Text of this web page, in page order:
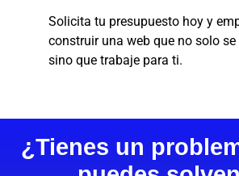
Solicita tu presupuesto hoy y
construir una web que no solo se
sino que trabaje para ti.
¿Tienes un